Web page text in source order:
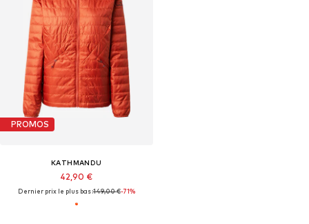
PROMOS
KATHMANDU
42,90 €
Dernier prix le plus bas :149,00 €-71%